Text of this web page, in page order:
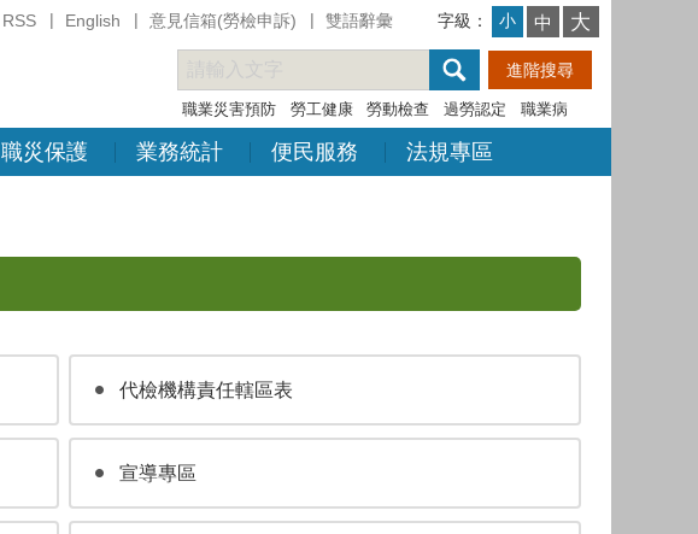
RSS English 意見信箱(勞檢申訴) 雙語辭彙 字級： 小 中 大
職業災害預防 勞工健康 勞動檢查 過勞認定 職業病
職災保護 業務統計 便民服務 法規專區
代檢機構責任轄區表
宣導專區